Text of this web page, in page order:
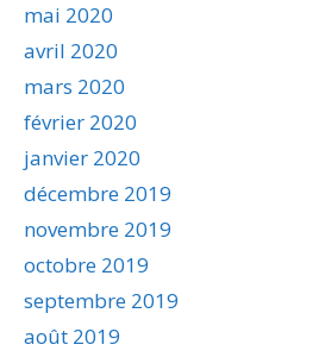
mai 2020
avril 2020
mars 2020
février 2020
janvier 2020
décembre 2019
novembre 2019
octobre 2019
septembre 2019
août 2019